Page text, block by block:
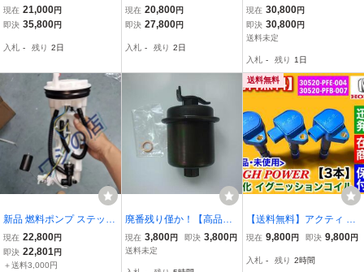
5 オールアルミ製 大容量
インタークーラー 純正交
能向上 チューニングパー
現在 21,000円
即決 35,800円
入札 - 残り 2日
ンタークーラー アルミ製
大容量 純正交換タイプ オ
現在 20,800円
即決 27,800円
入札 - 残り 2日
MOON-Racing オリジナ
ル】レーシングプーリ
ー S2000 AP1 AP2
現在 30,800円
即決 30,800円
送料未定
入札 - 残り 1日
新品 燃料ポンプ ステップ
ワゴン RK1 RK2 RK3 RK
4 RK5 フィルター・レギ
ュレター付 17708-SZW-0
現在 22,800円
即決 22,801円
＋送料3,000円
廃番残り僅か！【高品質
日本製】燃料フィルター
プレリュード BB5 BB6 B
現在 3,800円 即決 3,800円
送料未定
送料無料
【送料無料】アクティ バ
ン トラック HH5 HH6 HA
ッションコイル 3本】305
現在 9,800円 即決 9,800円
入札 - 残り 2時間